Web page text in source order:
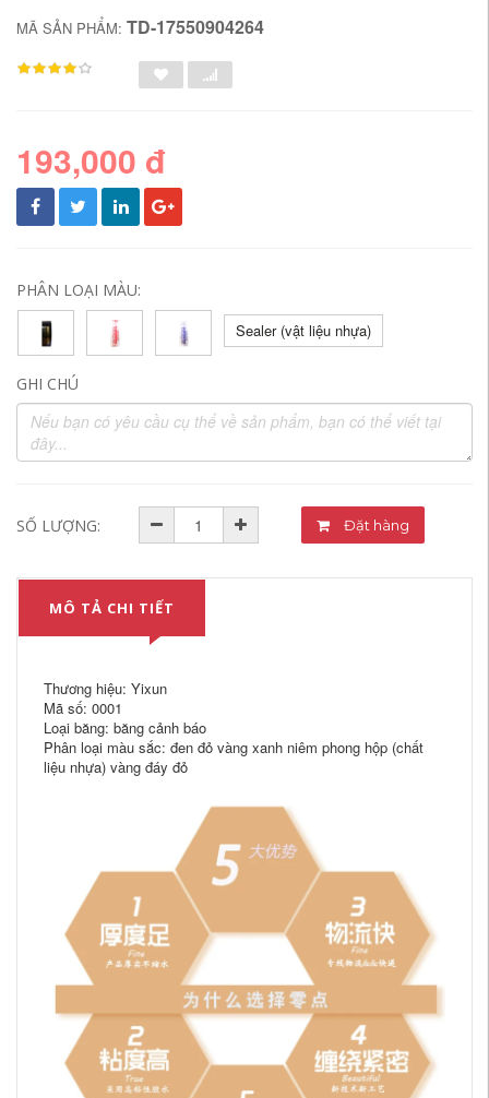
MÃ SẢN PHẨM: TD-17550904264
193,000 đ
PHÂN LOẠI MÀU:
Sealer (vật liệu nhựa)
GHI CHÚ
SỐ LƯỢNG: Đặt hàng
MÔ TẢ CHI TIẾT
Thương hiệu: Yixun
Mã số: 0001
Loại băng: băng cảnh báo
Phân loại màu sắc: đen đỏ vàng xanh niêm phong hộp (chất
liệu nhựa) vàng đáy đỏ